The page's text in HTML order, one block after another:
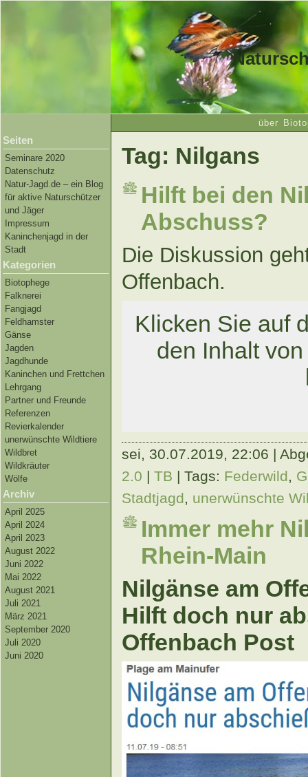
über
Seiten
Seminare 2020
Datenschutz
Natur-Jagd.de – ein Blog
für aktive Naturschützer
und Jäger
Impressum
Kaninchenjagd in der
Stadt
Kategorien
Biotophege
Falknerei
Fangjagd
Feldhamster
Gänse
Jagden
Jagdhunde
Kaninchen und Frettchen
Lehrgang
Partner und Freunde
Referenzen
Revierkalender
unerwünschte Wildtiere
Wildbret
Wildkräuter
Wölfe
Archiv
April 2025
April 2024
April 2023
August 2022
Juni 2022
Mai 2022
August 2021
Juli 2021
März 2021
September 2020
Juli 2020
Juni 2020
Tag: Nilgans
Hilft bei den
Abschuss?
Die Diskussion
Offenbach.
Klicken Sie auf
den Inhalt
sei, 30.07.2019, 22:06 |
2.0 | TB | Tags: Federwild,
Stadtjagd, unerwünschte
Immer mehr
Rhein-Main
Nilgänse am
Hilft doch nur
Offenbach Post